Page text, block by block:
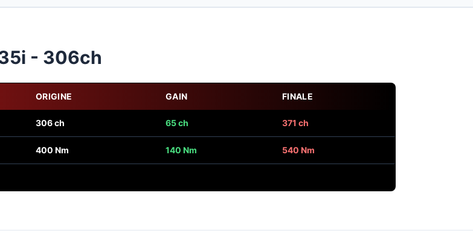
- 306ch
ORIGINE GAIN FINALE
306 ch 65 ch 371 ch
400 Nm 140 Nm 540 Nm